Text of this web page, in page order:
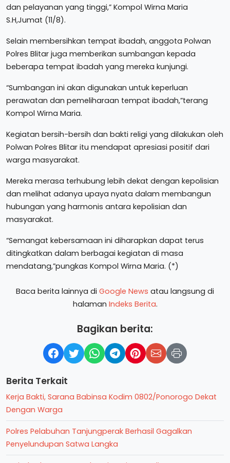
dan pelayanan yang tinggi,” Kompol Wirna Maria
S.H,Jumat (11/8).
Selain membersihkan tempat ibadah, anggota Polwan
Polres Blitar juga memberikan sumbangan kepada
beberapa tempat ibadah yang mereka kunjungi.
“Sumbangan ini akan digunakan untuk keperluan
perawatan dan pemeliharaan tempat ibadah,”terang
Kompol Wirna Maria.
Kegiatan bersih-bersih dan bakti religi yang dilakukan oleh
Polwan Polres Blitar itu mendapat apresiasi positif dari
warga masyarakat.
Mereka merasa terhubung lebih dekat dengan kepolisian
dan melihat adanya upaya nyata dalam membangun
hubungan yang harmonis antara kepolisian dan
masyarakat.
“Semangat kebersamaan ini diharapkan dapat terus
ditingkatkan dalam berbagai kegiatan di masa
mendatang,”pungkas Kompol Wirna Maria. (*)
Baca berita lainnya di Google News atau langsung di
halaman Indeks Berita.
Bagikan berita:
Berita Terkait
Kerja Bakti, Sarana Babinsa Kodim 0802/Ponorogo Dekat
Dengan Warga
Polres Pelabuhan Tanjungperak Berhasil Gagalkan
Penyelundupan Satwa Langka